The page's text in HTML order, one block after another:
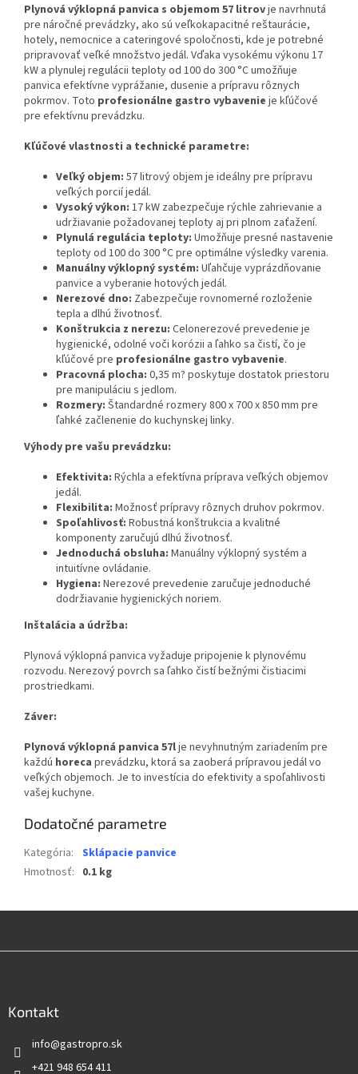
Plynová výklopná panvica s objemom 57 litrovje navrhnutá
pre náročné prevádzky, ako sú veľkokapacitné reštaurácie,
hotely, nemocnice a cateringové spoločnosti, kde je potrebné
pripravovať veľké množstvo jedál. Vďaka vysokému výkonu 17
kW a plynulej regulácii teploty od 100 do 300 °C umožňuje
panvica efektívne vyprážanie, dusenie a prípravu rôznych
pokrmov. Toto profesionálne gastro vybavenie je kľúčové
pre efektívnu prevádzku.
Kľúčové vlastnosti a technické parametre:
Veľký objem: 57 litrový objem je ideálny pre prípravu
veľkých porcií jedál.
Vysoký výkon: 17 kW zabezpečuje rýchle zahrievanie a
udržiavanie požadovanej teploty aj pri plnom zaťažení.
Plynulá regulácia teploty: Umožňuje presné nastavenie
teploty od 100 do 300 °C pre optimálne výsledky varenia.
Manuálny výklopný systém: Uľahčuje vyprázdňovanie
panvice a vyberanie hotových jedál.
Nerezové dno: Zabezpečuje rovnomerné rozloženie
tepla a dlhú životnosť.
Konštrukcia z nerezu: Celonerezové prevedenie je
hygienické, odolné voči korózii a ľahko sa čistí, čo je
kľúčové pre profesionálne gastro vybavenie.
Pracovná plocha: 0,35 m? poskytuje dostatok priestoru
pre manipuláciu s jedlom.
Rozmery: Štandardné rozmery 800 x 700 x 850 mm pre
ľahké začlenenie do kuchynskej linky.
Výhody pre vašu prevádzku:
Efektivita: Rýchla a efektívna príprava veľkých objemov
jedál.
Flexibilita: Možnosť prípravy rôznych druhov pokrmov.
Spoľahlivosť: Robustná konštrukcia a kvalitné
komponenty zaručujú dlhú životnosť.
Jednoduchá obsluha: Manuálny výklopný systém a
intuitívne ovládanie.
Hygiena: Nerezové prevedenie zaručuje jednoduché
dodržiavanie hygienických noriem.
Inštalácia a údržba:
Plynová výklopná panvica vyžaduje pripojenie k plynovému
rozvodu. Nerezový povrch sa ľahko čistí bežnými čistiacimi
prostriedkami.
Záver:
Plynová výklopná panvica 57lje nevyhnutným zariadením pre
každú horeca prevádzku, ktorá sa zaoberá prípravou jedál vo
veľkých objemoch. Je to investícia do efektivity a spoľahlivosti
vašej kuchyne.
Dodatočné parametre
Kategória: Sklápacie panvice
Hmotnosť: 0.1 kg
Kontakt
info@gastropro.sk
+421 948 654 411